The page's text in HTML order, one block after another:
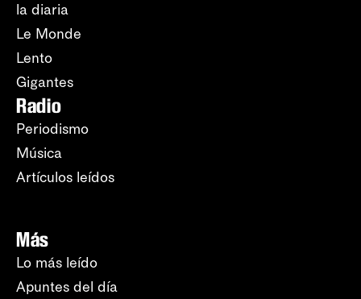
la diaria
Le Monde
Lento
Gigantes
Radio
Periodismo
Música
Artículos leídos
Más
Lo más leído
Apuntes del día